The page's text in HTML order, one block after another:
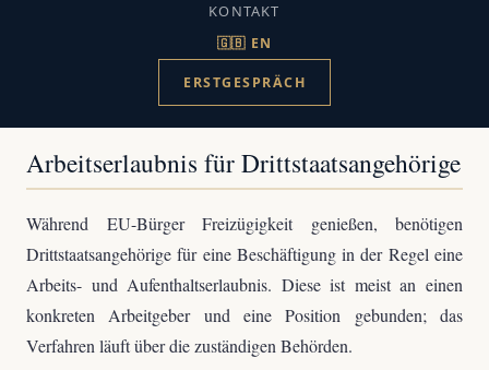
KONTAKT
🇬🇧 EN
ERSTGESPRÄCH
CMC-Fachredaktion · Aktualisiert: Juli
2026 · Lesezeit ca. 10 Min.
Arbeitserlaubnis für Drittstaatsangehörige
Während EU-Bürger Freizügigkeit genießen, benötigen
Drittstaatsangehörige für eine Beschäftigung in der Regel eine
Arbeits- und Aufenthaltserlaubnis. Diese ist meist an einen
konkreten Arbeitgeber und eine Position gebunden; das
Verfahren läuft über die zuständigen Behörden.